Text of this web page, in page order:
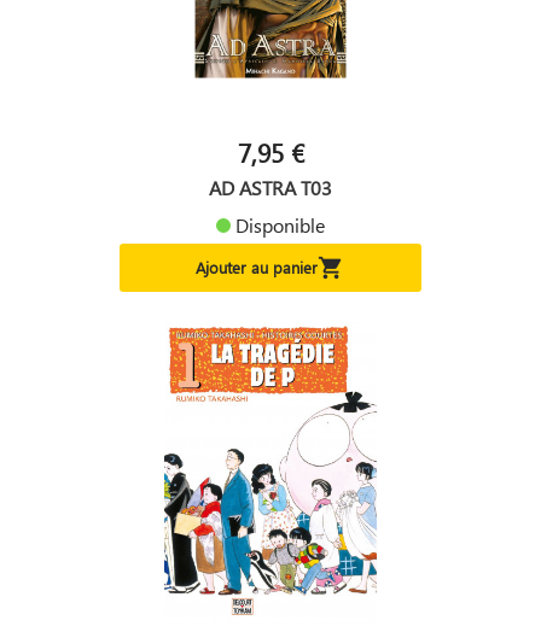
7,95 €
AD ASTRA T03
Disponible
Ajouter au panier